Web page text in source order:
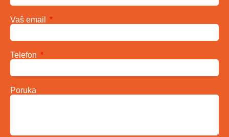
Vaš email
Telefon
Poruka